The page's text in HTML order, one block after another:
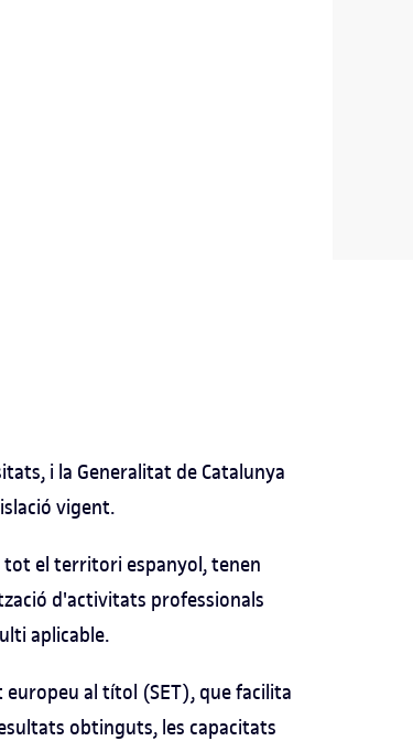
i la Generalitat de Catalunya
vigent.
tot el territori espanyol, tenen
d'activitats professionals
aplicable.
al títol (SET), que facilita
obtinguts, les capacitats